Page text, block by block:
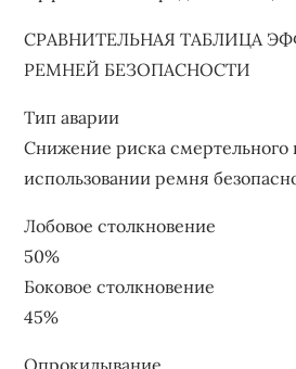
СРАВНИТЕЛЬНАЯ ТАБЛИЦА
РЕМНЕЙ БЕЗОПАСНОСТИ
Тип аварии
Снижение риска смертельного
использовании ремня
Лобовое столкновение
50%
Боковое столкновение
45%
Опрокидывание